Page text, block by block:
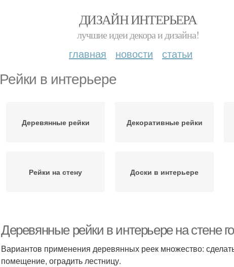
ДИЗАЙН ИНТЕРЬЕРА
лучшие идеи декора и дизайна!
главная новости статьи
Рейки в интерьере
Деревянные рейки Декоративные рейки
Рейки на стену Доски в интерьере
Деревянные рейки в интерьере на стене
Вариантов применения деревянных реек множество:
помещение, оградить лестницу.